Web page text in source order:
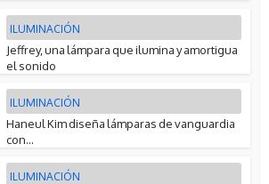
ILUMINACIÓN
Jeffrey, una lámpara que ilumina y amortigua
el sonido
ILUMINACIÓN
Haneul Kim diseña lámparas de vanguardia
con...
ILUMINACIÓN